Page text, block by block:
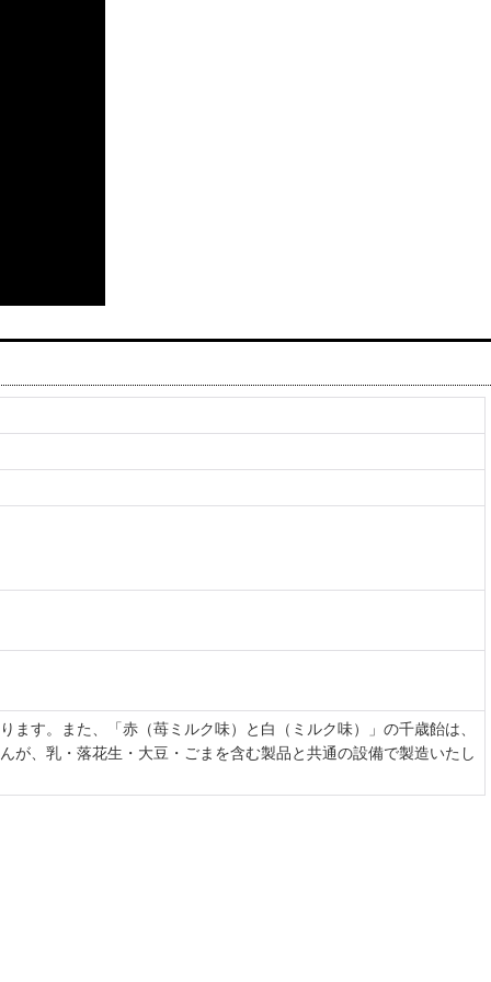
す。また、「赤（苺ミルク味）と白（ミルク味）」の千歳飴は、
、乳・落花生・大豆・ごまを含む製品と共通の設備で製造いたし